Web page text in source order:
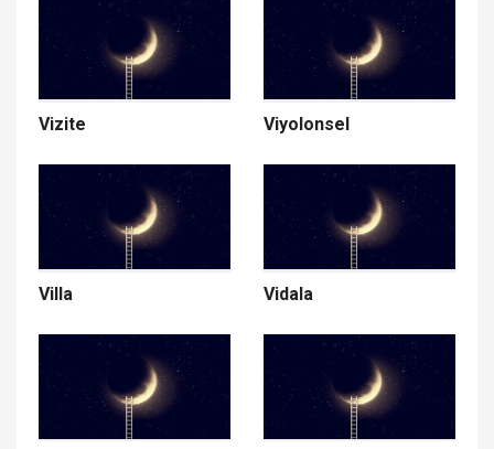
Vizite Viyolonsel
Villa Vidala